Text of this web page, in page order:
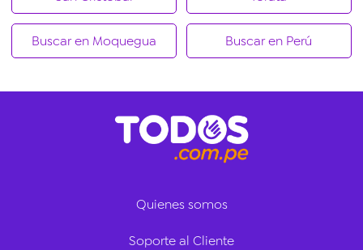
Buscar en Moquegua Buscar en Perú
Quienes somos
Soporte al Cliente